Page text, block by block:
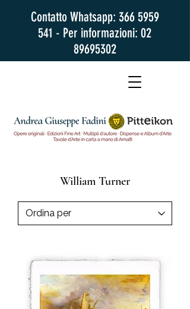
Contatto Whatsapp: 366 5959
541 - Per informazioni: 02
89695302
William Turner